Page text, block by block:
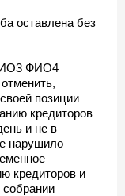
оставлена без
ФИО4
позиции
кредиторов
и не в
нарушило
кредиторов и
собрании